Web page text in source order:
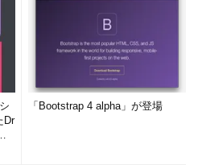
Dr
「Bootstrap 4 alpha」が登場